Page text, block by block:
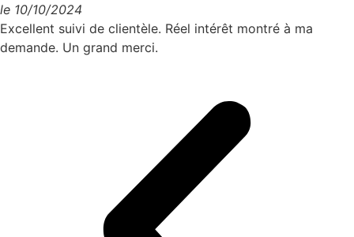
le 10/10/2024
Excellent suivi de clientèle. Réel intérêt montré à ma
demande. Un grand merci.